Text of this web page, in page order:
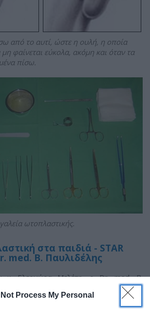
Not Process My Personal
από το αυτί, ώστε η ουλή, η οποία
μη φαίνεται εύκολα, ακόμη και όταν τα
πίσω.
ωτοπλαστικής.
στα παιδιά - STAR
med. B. Παυλιδέλης
κ. Ελεονώρα Μελέτη, ο Dr. med. B.
για Ωτοπλαστική. Οι επίπονες
γονιών να βρίσκουν διάφορους
διορθωθούν από μόνα τους, τα πεταχτά